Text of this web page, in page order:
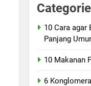
10 Cara agar
Panjang Umur
10 Makanan
6